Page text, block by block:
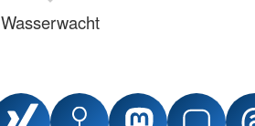
Wasserwacht